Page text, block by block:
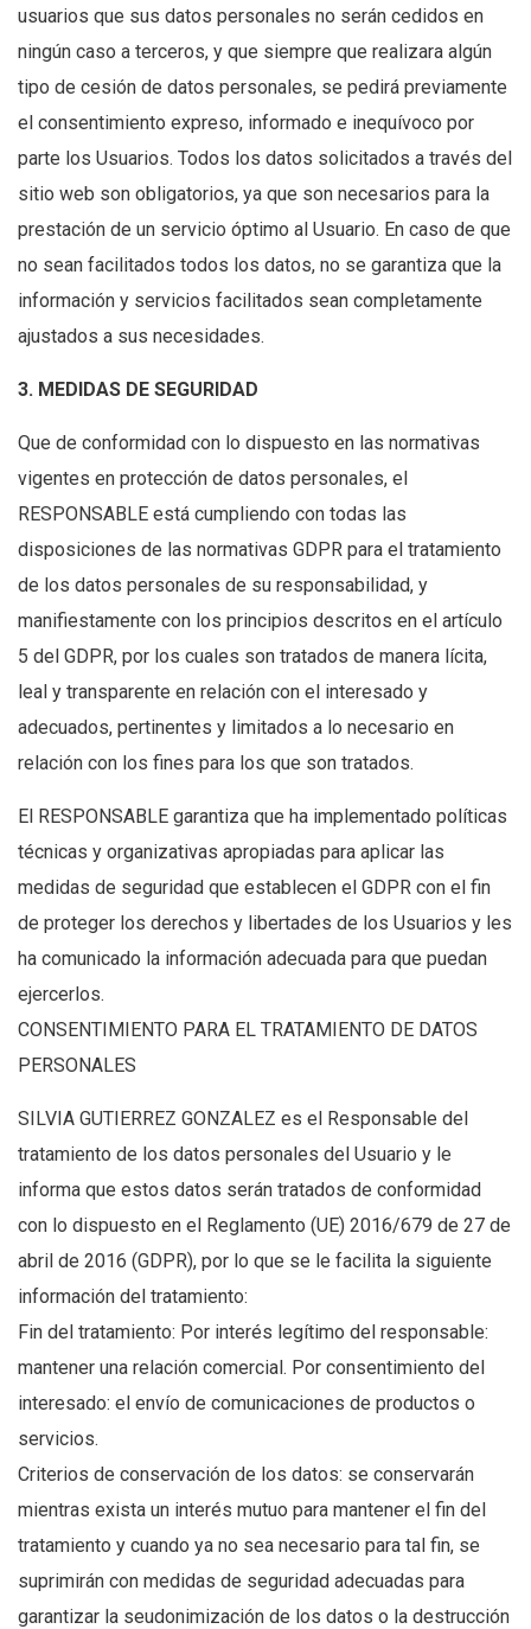
usuarios que sus datos personales no serán cedidos en
ningún caso a terceros, y que siempre que realizara algún
tipo de cesión de datos personales, se pedirá previamente
el consentimiento expreso, informado e inequívoco por
parte los Usuarios. Todos los datos solicitados a través del
sitio web son obligatorios, ya que son necesarios para la
prestación de un servicio óptimo al Usuario. En caso de que
no sean facilitados todos los datos, no se garantiza que la
información y servicios facilitados sean completamente
ajustados a sus necesidades.
3. MEDIDAS DE SEGURIDAD
Que de conformidad con lo dispuesto en las normativas
vigentes en protección de datos personales, el
RESPONSABLE está cumpliendo con todas las
disposiciones de las normativas GDPR para el tratamiento
de los datos personales de su responsabilidad, y
manifiestamente con los principios descritos en el artículo
5 del GDPR, por los cuales son tratados de manera lícita,
leal y transparente en relación con el interesado y
adecuados, pertinentes y limitados a lo necesario en
relación con los fines para los que son tratados.
El RESPONSABLE garantiza que ha implementado políticas
técnicas y organizativas apropiadas para aplicar las
medidas de seguridad que establecen el GDPR con el fin
de proteger los derechos y libertades de los Usuarios y les
ha comunicado la información adecuada para que puedan
ejercerlos.
CONSENTIMIENTO PARA EL TRATAMIENTO DE DATOS
PERSONALES
SILVIA GUTIERREZ GONZALEZ es el Responsable del
tratamiento de los datos personales del Usuario y le
informa que estos datos serán tratados de conformidad
con lo dispuesto en el Reglamento (UE) 2016/679 de 27 de
abril de 2016 (GDPR), por lo que se le facilita la siguiente
información del tratamiento:
Fin del tratamiento: Por interés legítimo del responsable:
mantener una relación comercial. Por consentimiento del
interesado: el envío de comunicaciones de productos o
servicios.
Criterios de conservación de los datos: se conservarán
mientras exista un interés mutuo para mantener el fin del
tratamiento y cuando ya no sea necesario para tal fin, se
suprimirán con medidas de seguridad adecuadas para
garantizar la seudonimización de los datos o la destrucción